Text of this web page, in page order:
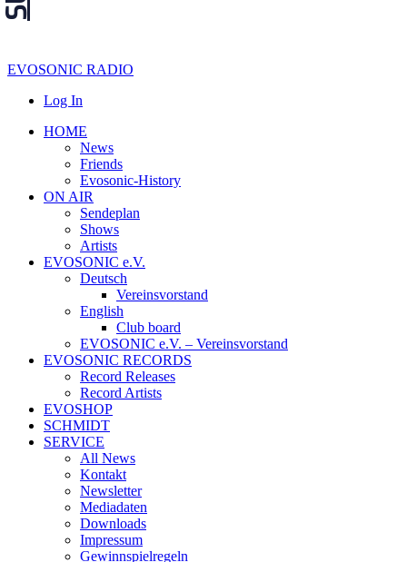
EVOSONIC RADIO
Log In
HOME
News
Friends
Evosonic-History
ON AIR
Sendeplan
Shows
Artists
EVOSONIC e.V.
Deutsch
Vereinsvorstand
English
Club board
EVOSONIC e.V. ‒ Vereinsvorstand
EVOSONIC RECORDS
Record Releases
Record Artists
EVOSHOP
SCHMIDT
SERVICE
All News
Kontakt
Newsletter
Mediadaten
Downloads
Impressum
Gewinnspielregeln